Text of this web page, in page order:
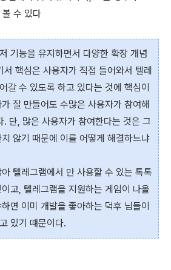
수 있다
기능을 유지하면서 다양한 확장 개념
핵심은 사용자가 직접 들어와서 텔레
갈 수 있도록 하고 있다는 것에 핵심이
잘 만들어도 수많은 사용자가 참여해
. 단, 많은 사용자가 참여한다는 것은 그
않기 때문에 이를 어떻게 해결하느냐
텔레그램에서 만 사용할 수 있는 톡톡
고, 텔레그램을 지원하는 게임이 나올
면 이미 개발을 좋아하는 덕후 님들이
있기 떄문이다.